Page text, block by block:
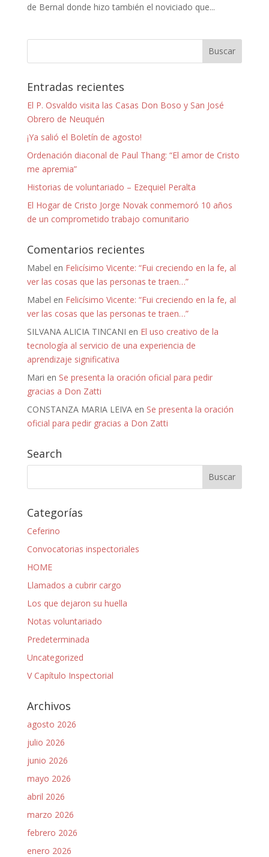
de Bernal donde hizo también el noviciado que...
Entradas recientes
El P. Osvaldo visita las Casas Don Boso y San José
Obrero de Neuquén
¡Ya salió el Boletín de agosto!
Ordenación diaconal de Paul Thang: “El amor de Cristo
me apremia”
Historias de voluntariado – Ezequiel Peralta
El Hogar de Cristo Jorge Novak conmemoró 10 años
de un comprometido trabajo comunitario
Comentarios recientes
Mabel en Felicísimo Vicente: “Fui creciendo en la fe, al
ver las cosas que las personas te traen…”
Mabel en Felicísimo Vicente: “Fui creciendo en la fe, al
ver las cosas que las personas te traen…”
SILVANA ALICIA TINCANI en El uso creativo de la
tecnología al servicio de una experiencia de
aprendizaje significativa
Mari en Se presenta la oración oficial para pedir
gracias a Don Zatti
CONSTANZA MARIA LEIVAen Se presenta la oración
oficial para pedir gracias a Don Zatti
Search
Categorías
Ceferino
Convocatorias inspectoriales
HOME
Llamados a cubrir cargo
Los que dejaron su huella
Notas voluntariado
Predeterminada
Uncategorized
V Capítulo Inspectorial
Archivos
agosto 2026
julio 2026
junio 2026
mayo 2026
abril 2026
marzo 2026
febrero 2026
enero 2026